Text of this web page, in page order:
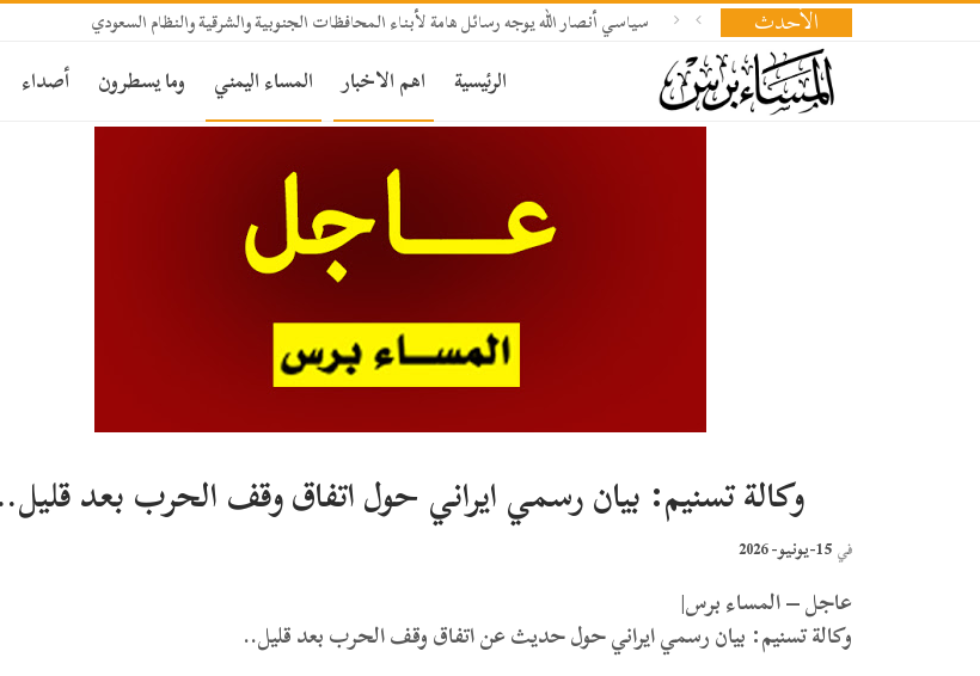
الأحدث سياسي أنصار الله يوجه رسائل هامة لأبناء المحافظات الجنوبية والشرقية والنظام السعودي
الرئيسية اهم الاخبار المساء اليمني وما يسطرون أصداء
وكالة تسنيم: بيان رسمي ايراني حول اتفاق وقف الحرب بعد قليل..
في 15-يونيو- 2026
عاجل – المساء برس|
وكالة تسنيم: بيان رسمي ايراني حول حديث عن اتفاق وقف الحرب بعد قليل..